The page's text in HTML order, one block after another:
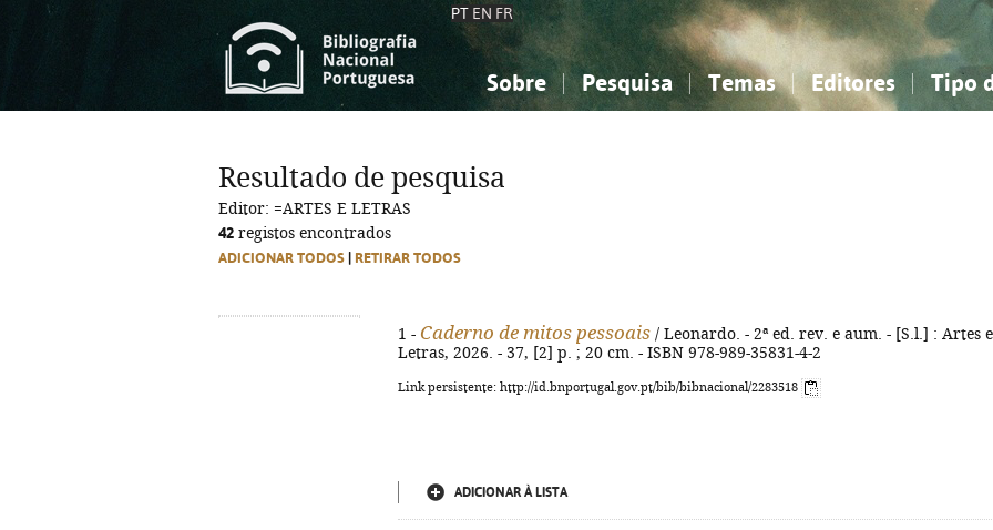
PT EN FR
Sobre Pesquisa Temas
Ciências sociais...
Editores Tipo
Ciências sociais...
Resultado de pesquisa
Editor: =ARTES E LETRAS
42 registos encontrados
ADICIONAR TODOS RETIRAR TODOS
1 - Caderno de mitos pessoais / Leonardo. - 2ª ed. rev. e aum. - [S.l.] : Artes e
Letras, 2026. - 37, [2] p. ; 20 cm. - ISBN 978-989-35831-4-2
Link persistente: http://id.bnportugal.gov.pt/bib/bibnacional/2283518
ADICIONAR À LISTA